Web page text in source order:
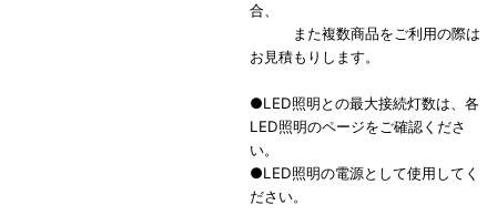
合、
また複数商品をご利用の際は
お見積もりします。
●LED照明との最大接続灯数は、各
LED照明のページをご確認くださ
い。
●LED照明の電源として使用してく
ださい。